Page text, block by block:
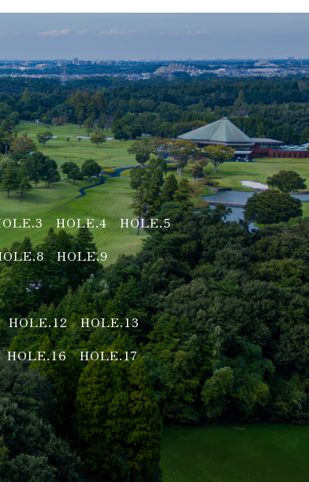
HOLE.4
HOLE.5
HOLE.9
HOLE.12
HOLE.13
HOLE.16
HOLE.17